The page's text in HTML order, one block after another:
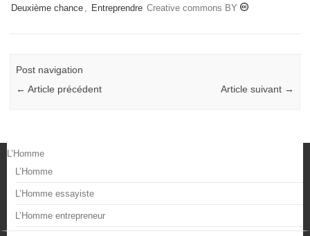
Deuxième chance
Entreprendre Creative commons BY
Post navigation
← Article précédent Article suivant →
L’Homme
L’Homme
L’Homme essayiste
L’Homme entrepreneur